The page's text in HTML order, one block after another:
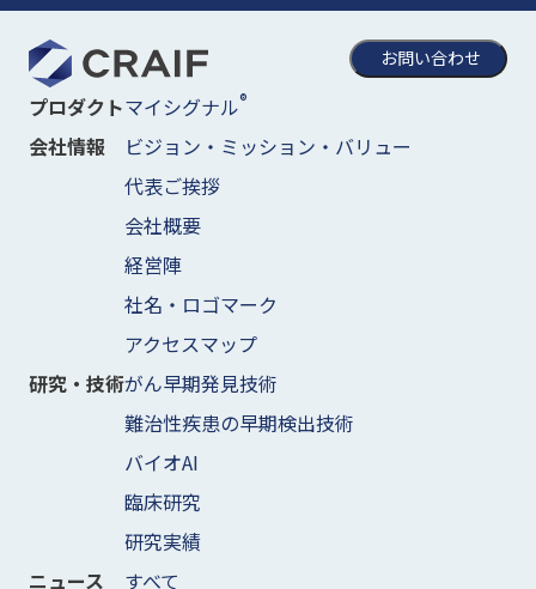
お問い合わせ
プロダクトマイシグナル®
会社情報
ビジョン・ミッション・バリュー
代表ご挨拶
会社概要
経営陣
社名・ロゴマーク
アクセスマップ
研究・技術がん早期発見技術
難治性疾患の早期検出技術
バイオAI
臨床研究
研究実績
ニュース
すべて